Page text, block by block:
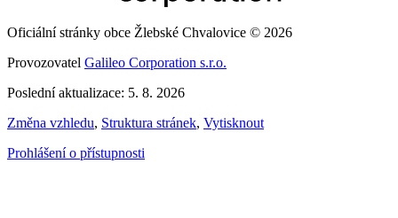
Oficiální stránky obce Žlebské Chvalovice © 2026
Provozovatel Galileo Corporation s.r.o.
Poslední aktualizace: 5. 8. 2026
Změna vzhledu, Struktura stránek, Vytisknout
Prohlášení o přístupnosti